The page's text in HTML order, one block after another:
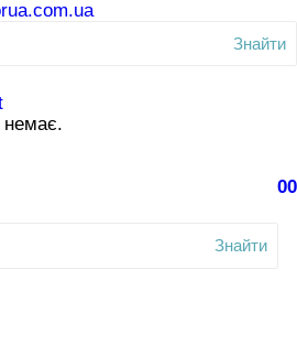
Знайти
немає.
00
Знайти